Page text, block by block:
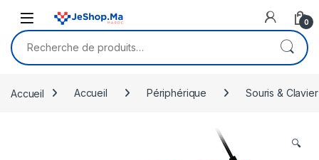
0
Recherche pour :
Accueil Accueil Périphérique Souris & Clavier
🔍